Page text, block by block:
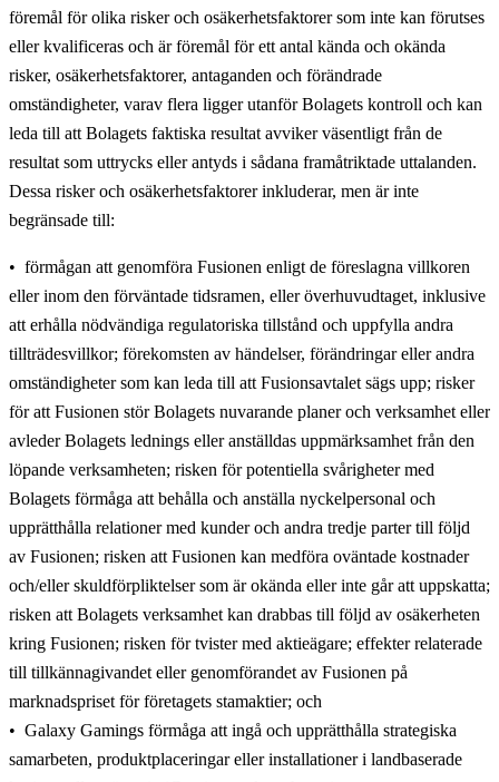
föremål för olika risker och osäkerhetsfaktorer som inte kan förutses
eller kvalificeras och är föremål för ett antal kända och okända
risker, osäkerhetsfaktorer, antaganden och förändrade
omständigheter, varav flera ligger utanför Bolagets kontroll och kan
leda till att Bolagets faktiska resultat avviker väsentligt från de
resultat som uttrycks eller antyds i sådana framåtriktade uttalanden.
Dessa risker och osäkerhetsfaktorer inkluderar, men är inte
begränsade till:
förmågan att genomföra Fusionen enligt de föreslagna villkoren
eller inom den förväntade tidsramen, eller överhuvudtaget, inklusive
att erhålla nödvändiga regulatoriska tillstånd och uppfylla andra
tillträdesvillkor; förekomsten av händelser, förändringar eller andra
omständigheter som kan leda till att Fusionsavtalet sägs upp; risker
för att Fusionen stör Bolagets nuvarande planer och verksamhet eller
avleder Bolagets lednings eller anställdas uppmärksamhet från den
löpande verksamheten; risken för potentiella svårigheter med
Bolagets förmåga att behålla och anställa nyckelpersonal och
upprätthålla relationer med kunder och andra tredje parter till följd
av Fusionen; risken att Fusionen kan medföra oväntade kostnader
och/eller skuldförpliktelser som är okända eller inte går att uppskatta;
risken att Bolagets verksamhet kan drabbas till följd av osäkerheten
kring Fusionen; risken för tvister med aktieägare; effekter relaterade
till tillkännagivandet eller genomförandet av Fusionen på
marknadspriset för företagets stamaktier; och
Galaxy Gamings förmåga att ingå och upprätthålla strategiska
samarbeten, produktplaceringar eller installationer i landbaserade